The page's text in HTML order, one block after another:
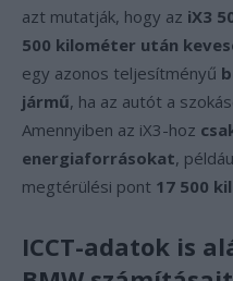
azt mutatják, hogy az iX3
500 kilométer után
egy azonos teljesítményű
jármű, ha az autót a
Amennyiben az iX3-hoz
energiaforrásokat,
megtérülési pont 17 500
ICCT-adatok is